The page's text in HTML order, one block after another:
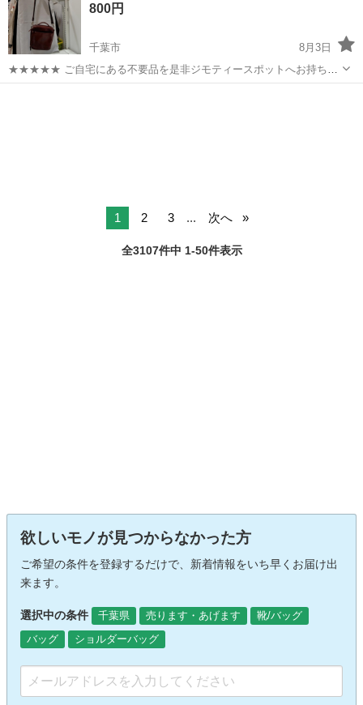
市》 人気の工場のお仕事 ◇電...
800円
千葉市
8月3日
★★★★★ ご自宅にある不要品を是非ジモティースポットへお持ち込
みしませんか？ 家電、趣味・スポーツ・レジャー用品、こども用品、
1 2 3 ... 次へ
全3107件中 1-50件表示
欲しいモノが見つからなかった方
ご希望の条件を登録するだけで、新着情報をいち早くお届け出
来ます。
選択中の条件 千葉県 売ります・あげます
靴/バッグ
バッグ
ショルダーバッグ